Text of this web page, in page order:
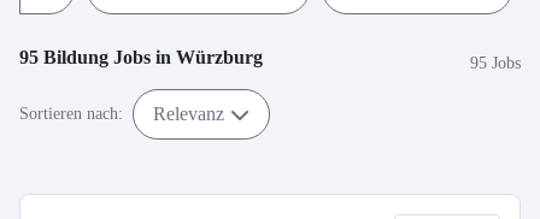
95 Bildung Jobs in Würzburg 95 Jobs
Sortieren nach: Relevanz